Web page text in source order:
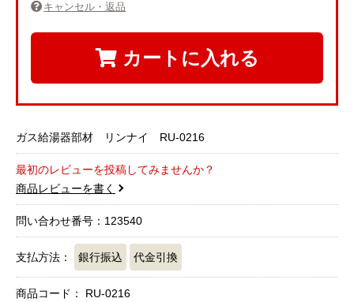
キャンセル・返品
カートに入れる
ガス給湯器部材 リンナイ RU-0216
最初のレビューを投稿してみませんか？
商品レビューを書く
問い合わせ番号：123540
支払方法： 銀行振込 代金引換
商品コード： RU-0216